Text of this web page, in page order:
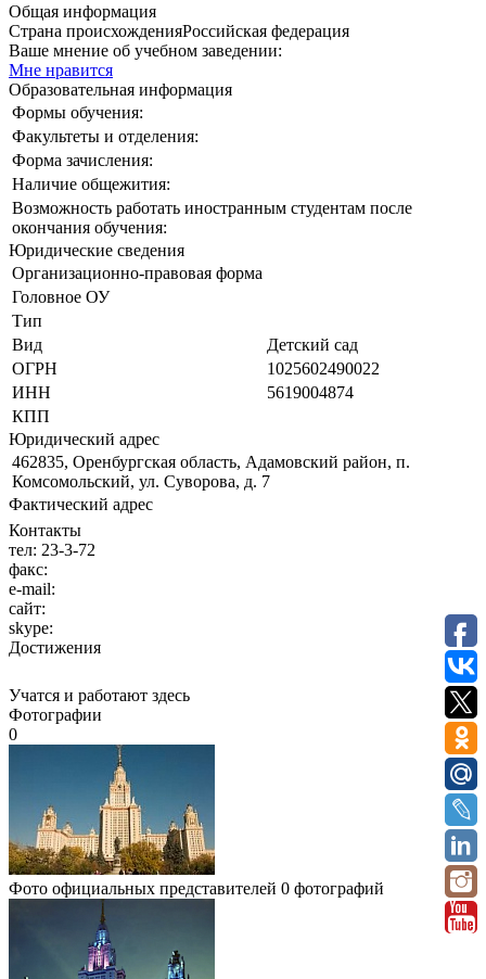
Общая информация
Страна происхожденияРоссийская федерация
Ваше мнение об учебном заведении:
Мне нравится
Образовательная информация
Формы обучения:
Факультеты и отделения:
Форма зачисления:
Наличие общежития:
Возможность работать иностранным студентам после
окончания обучения:
Юридические сведения
Организационно-правовая форма
Головное ОУ
Тип
Вид
Детский сад
ОГРН
1025602490022
ИНН
5619004874
КПП
Юридический адрес
462835, Оренбургская область, Адамовский район, п.
Комсомольский, ул. Суворова, д. 7
Фактический адрес
Контакты
тел: 23-3-72
факс:
e-mail:
сайт:
skype:
Достижения
Учатся и работают здесь
Фотографии
0
Фото официальных представителей 0 фотографий